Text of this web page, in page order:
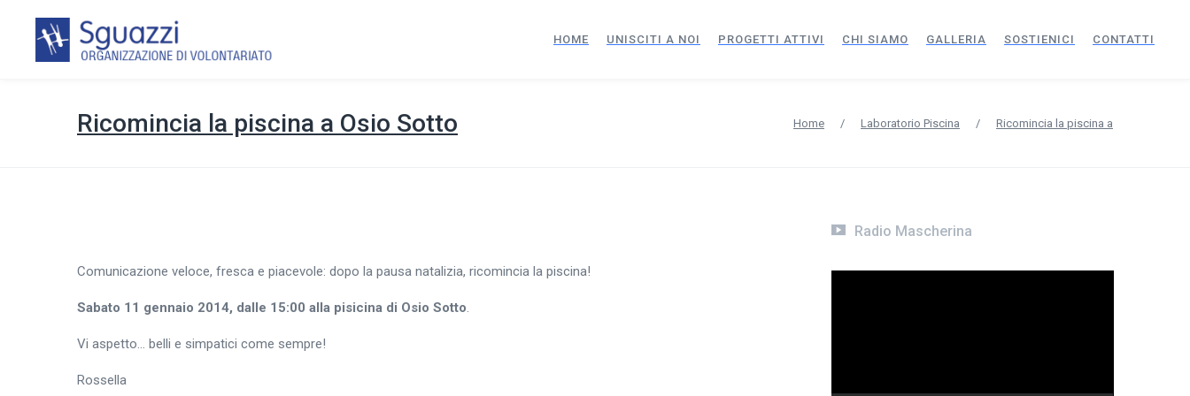
HOME UNISCITI A NOI PROGETTI ATTIVI CHI SIAMO GALLERIA SOSTIENICI CONTATTI
Ricomincia la piscina a Osio Sotto Home / Laboratorio Piscina / Ricomincia la piscina a
Comunicazione veloce, fresca e piacevole: dopo la pausa natalizia, ricomincia la piscina!
Sabato 11 gennaio 2014, dalle 15:00 alla pisicina di Osio Sotto.
Vi aspetto… belli e simpatici come sempre!
Rossella
Radio Mascherina